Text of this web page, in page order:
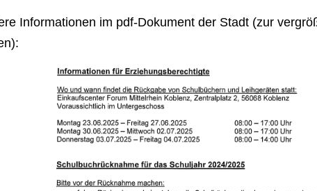
Informationen im pdf-Dokument der Stadt (zur